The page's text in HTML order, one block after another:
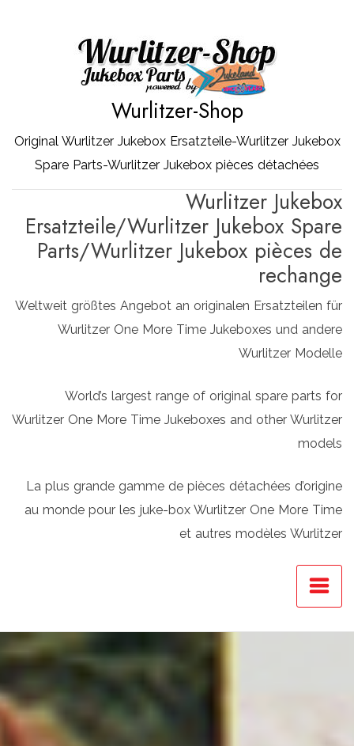
Wurlitzer-Shop
Original Wurlitzer Jukebox Ersatzteile-Wurlitzer Jukebox
Spare Parts-Wurlitzer Jukebox pièces détachées
Wurlitzer Jukebox
Ersatzteile/Wurlitzer Jukebox Spare
Parts/Wurlitzer Jukebox pièces de
rechange
Weltweit größtes Angebot an originalen Ersatzteilen für
Wurlitzer One More Time Jukeboxes und andere
Wurlitzer Modelle
World’s largest range of original spare parts for
Wurlitzer One More Time Jukeboxes and other Wurlitzer
models
La plus grande gamme de pièces détachées d’origine
au monde pour les juke-box Wurlitzer One More Time
et autres modèles Wurlitzer